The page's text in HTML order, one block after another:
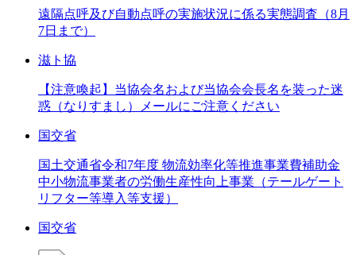
遠隔点呼及び自動点呼の実施状況に係る実態調査（8月
7日まで）
滋ト協
【注意喚起】当協会名および当協会会長名を装った迷
惑（なりすまし）メールにご注意ください
国交省
国土交通省令和7年度 物流効率化等推進事業費補助金
中小物流事業者の労働生産性向上事業（テールゲート
リフター等導入等支援）
国交省